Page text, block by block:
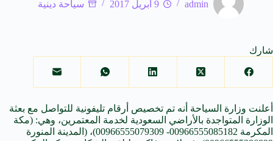
admin 9 أبريل 2017 سياحة دينية
شارك
أعلنت وزارة السياحة أنه تم تخصيص أرقام تليفونية للتواصل مع بعثة
الوزارة المتواجدة بالأراضي السعودية لخدمة المعتمرين، وهي: (مكة
المكرمة 00966555085182- 00966555079309)، (المدينة المنورة